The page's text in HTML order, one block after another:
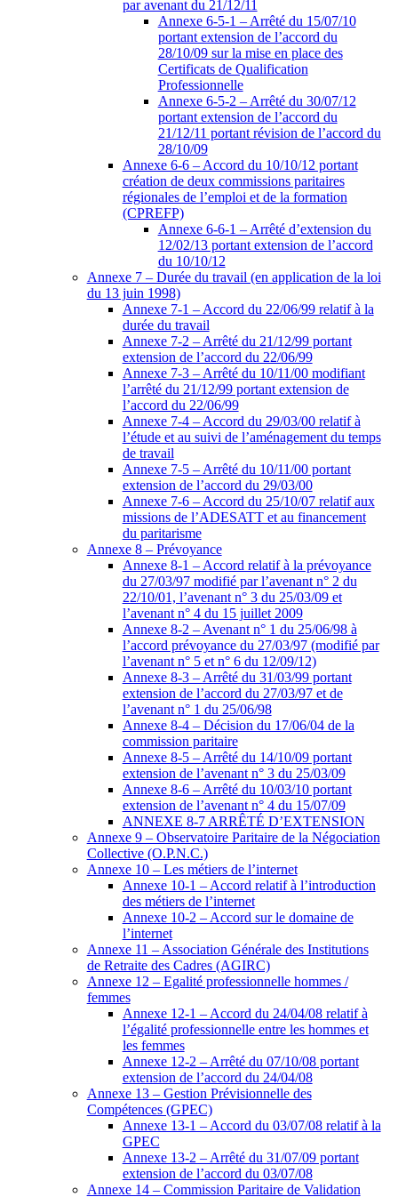
par avenant du 21/12/11
Annexe 6-5-1 – Arrêté du 15/07/10
portant extension de l’accord du
28/10/09 sur la mise en place des
Certificats de Qualification
Professionnelle
Annexe 6-5-2 – Arrêté du 30/07/12
portant extension de l’accord du
21/12/11 portant révision de l’accord du
28/10/09
Annexe 6-6 – Accord du 10/10/12 portant
création de deux commissions paritaires
régionales de l’emploi et de la formation
(CPREFP)
Annexe 6-6-1 – Arrêté d’extension du
12/02/13 portant extension de l’accord
du 10/10/12
Annexe 7 – Durée du travail (en application de la loi
du 13 juin 1998)
Annexe 7-1 – Accord du 22/06/99 relatif à la
durée du travail
Annexe 7-2 – Arrêté du 21/12/99 portant
extension de l’accord du 22/06/99
Annexe 7-3 – Arrêté du 10/11/00 modifiant
l’arrêté du 21/12/99 portant extension de
l’accord du 22/06/99
Annexe 7-4 – Accord du 29/03/00 relatif à
l’étude et au suivi de l’aménagement du temps
de travail
Annexe 7-5 – Arrêté du 10/11/00 portant
extension de l’accord du 29/03/00
Annexe 7-6 – Accord du 25/10/07 relatif aux
missions de l’ADESATT et au financement
du paritarisme
Annexe 8 – Prévoyance
Annexe 8-1 – Accord relatif à la prévoyance
du 27/03/97 modifié par l’avenant n° 2 du
22/10/01, l’avenant n° 3 du 25/03/09 et
l’avenant n° 4 du 15 juillet 2009
Annexe 8-2 – Avenant n° 1 du 25/06/98 à
l’accord prévoyance du 27/03/97 (modifié par
l’avenant n° 5 et n° 6 du 12/09/12)
Annexe 8-3 – Arrêté du 31/03/99 portant
extension de l’accord du 27/03/97 et de
l’avenant n° 1 du 25/06/98
Annexe 8-4 – Décision du 17/06/04 de la
commission paritaire
Annexe 8-5 – Arrêté du 14/10/09 portant
extension de l’avenant n° 3 du 25/03/09
Annexe 8-6 – Arrêté du 10/03/10 portant
extension de l’avenant n° 4 du 15/07/09
ANNEXE 8-7 ARRÊTÉ D’EXTENSION
Annexe 9 – Observatoire Paritaire de la Négociation
Collective (O.P.N.C.)
Annexe 10 – Les métiers de l’internet
Annexe 10-1 – Accord relatif à l’introduction
des métiers de l’internet
Annexe 10-2 – Accord sur le domaine de
l’internet
Annexe 11 – Association Générale des Institutions
de Retraite des Cadres (AGIRC)
Annexe 12 – Egalité professionnelle hommes /
femmes
Annexe 12-1 – Accord du 24/04/08 relatif à
l’égalité professionnelle entre les hommes et
les femmes
Annexe 12-2 – Arrêté du 07/10/08 portant
extension de l’accord du 24/04/08
Annexe 13 – Gestion Prévisionnelle des
Compétences (GPEC)
Annexe 13-1 – Accord du 03/07/08 relatif à la
GPEC
Annexe 13-2 – Arrêté du 31/07/09 portant
extension de l’accord du 03/07/08
Annexe 14 – Commission Paritaire de Validation